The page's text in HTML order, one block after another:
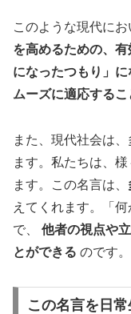
このような現代にお
を高めるための、
になったつもり」
ムーズに適応する
また、現代社会は
ます。私たちは、
ます。この名言は、
えてくれます。「
で、 他者の視点や
とができる のです。
この名言を日